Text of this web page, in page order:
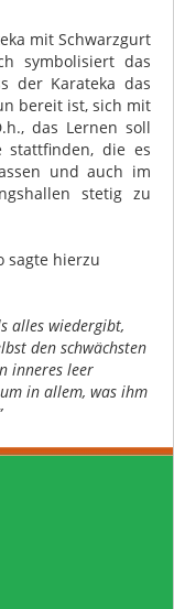
mit Schwarzgurt
symbolisiert das
der Karateka das
bereit ist, sich mit
das Lernen soll
die es
und auch im
stetig zu
sagte hierzu
alles wiedergibt,
den schwächsten
inneres leer
in allem, was ihm